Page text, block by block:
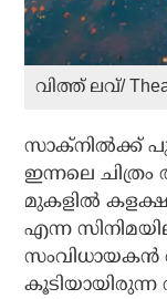
വിത്ത് ലവ്/
സാക്‌നില്‍ക്ക്
ഇന്നലെ
മുകളില്‍ കളക്ഷന്‍
എന്ന
സംവിധായകന്‍
കൂടിയായിരുന്ന